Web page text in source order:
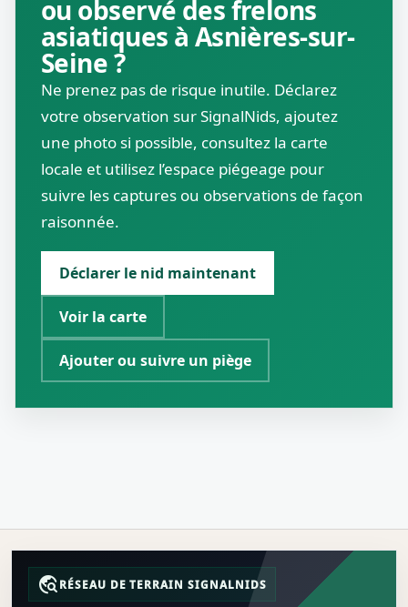
ou observé des frelons
asiatiques à Asnières-sur-
Seine ?
Ne prenez pas de risque inutile. Déclarez
votre observation sur SignalNids, ajoutez
une photo si possible, consultez la carte
locale et utilisez l’espace piégeage pour
suivre les captures ou observations de façon
raisonnée.
Déclarer le nid maintenant
Voir la carte
Ajouter ou suivre un piège
travel_exploreRÉSEAU DE TERRAIN SIGNALNIDS